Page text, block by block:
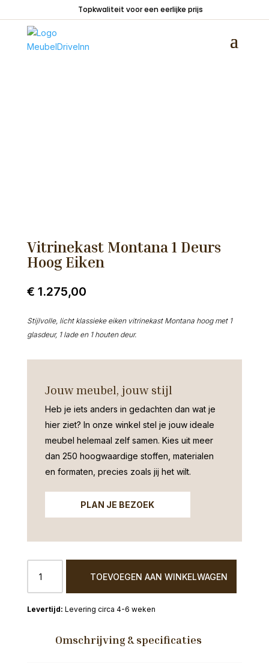
Topkwaliteit voor een eerlijke prijs
Kasten/Vitrinekasten/ Vitrinekast
Montana 1 Deurs Hoog Eiken
Vitrinekast Montana 1 Deurs
Hoog Eiken
€ 1.275,00
Stijlvolle, licht klassieke eiken vitrinekast Montana hoog met 1
glasdeur, 1 lade en 1 houten deur.
Jouw meubel, jouw stijl
Heb je iets anders in gedachten dan wat je
hier ziet? In onze winkel stel je jouw ideale
meubel helemaal zelf samen. Kies uit meer
dan 250 hoogwaardige stoffen, materialen
en formaten, precies zoals jij het wilt.
PLAN JE BEZOEK
Montana
1
Deurs
TOEVOEGEN AAN WINKELWAGEN
Levering circa 4-6 weken
Omschrijving & specificaties